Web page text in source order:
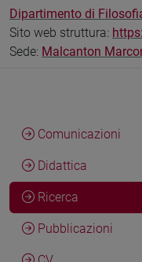
Dipartimento di
Sito web struttura:
Sede: Malcanton
Comunicazioni
Didattica
Ricerca
Pubblicazioni